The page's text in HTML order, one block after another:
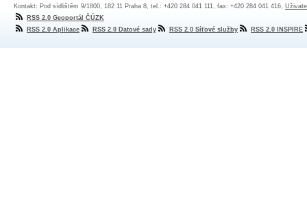
Kontakt: Pod sídlištěm 9/1800, 182 11 Praha 8, tel.: +420 284 041 111, fax: +420 284 041 416,
RSS 2.0 Geoportál ČÚZK
RSS 2.0 Aplikace
RSS 2.0 Datové sady RSS 2.0 Síťové služby RSS 2.0 INSPIRE